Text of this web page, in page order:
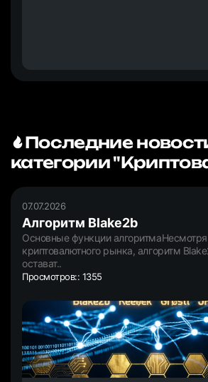
Последние
категории
07.07.2026
Алгоритм Blake2b
Основные функции алгоритмаНесмотря
криптовалютного рынка, алгоритм
остават..
Просмотров:: 1355